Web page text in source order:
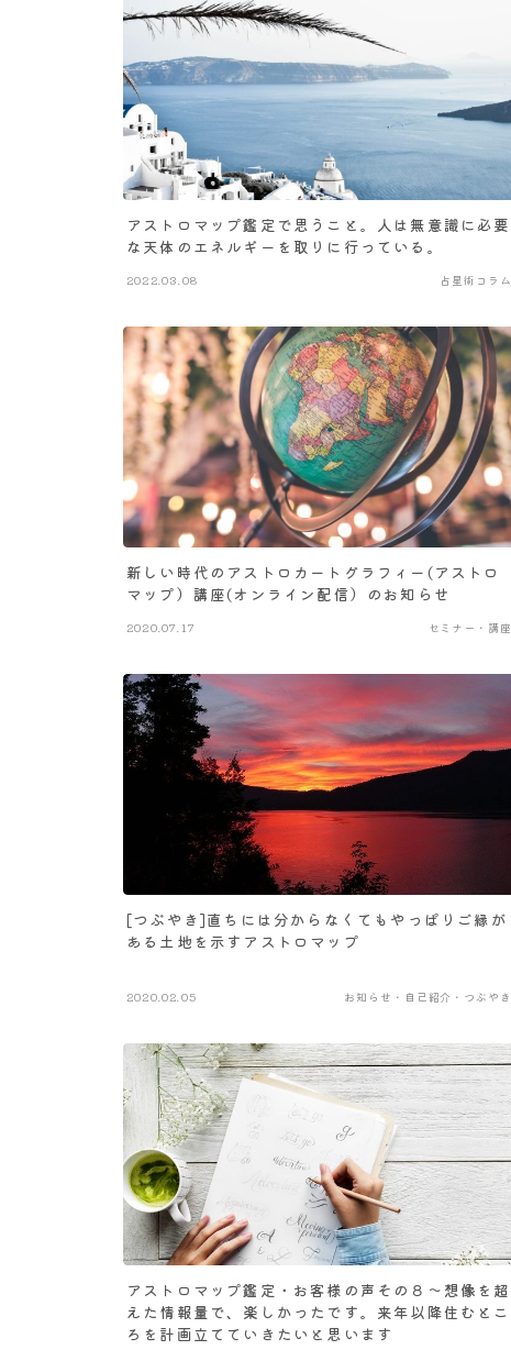
アストロマップ鑑定で思うこと。人は無意識に必要
な天体のエネルギーを取りに行っている。
2022.03.08 占星術コラム
新しい時代のアストロカートグラフィー(アストロ
マップ）講座(オンライン配信）のお知らせ
2020.07.17 セミナー・講座
[つぶやき]直ちには分からなくてもやっぱりご縁が
ある土地を示すアストロマップ
2020.02.05 お知らせ・自己紹介・つぶやき
アストロマップ鑑定・お客様の声その８～想像を超
えた情報量で、楽しかったです。来年以降住むとこ
ろを計画立てていきたいと思います